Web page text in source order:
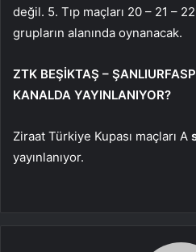
değil. 5. Tıp maçları 20 – 21 – 22
grupların alanında oynanacak.
ZTK BEŞİKTAŞ –
KANALDA YAYINLANIYOR?
Ziraat Türkiye Kupası maçları A
yayınlanıyor.